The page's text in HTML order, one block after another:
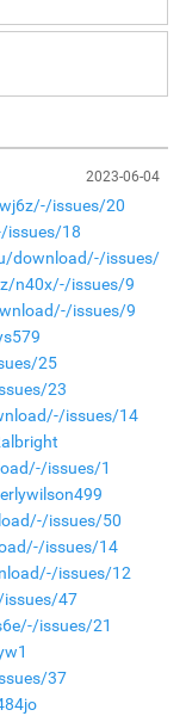
2023-06-04
issues/20
issues/18
download/-/issues/
n40x/-/issues/9
issues/9
25
23
issues/14
issues/1
issues/50
issues/14
issues/12
47
issues/21
37